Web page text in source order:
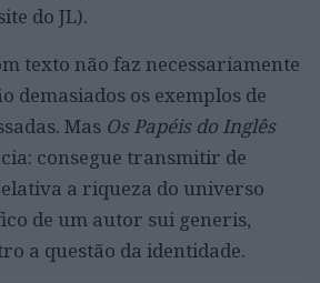
do JL).
texto não faz necessariamente
demasiados os exemplos de
Mas Os Papéis do Inglês
consegue transmitir de
a riqueza do universo
de um autor sui generis,
a questão da identidade.